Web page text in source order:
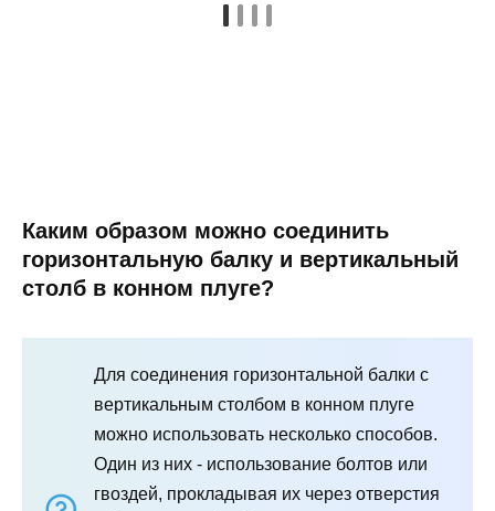
Каким образом можно соединить
горизонтальную балку и вертикальный
столб в конном плуге?
Для соединения горизонтальной балки с
вертикальным столбом в конном плуге
можно использовать несколько способов.
Один из них - использование болтов или
гвоздей, прокладывая их через отверстия